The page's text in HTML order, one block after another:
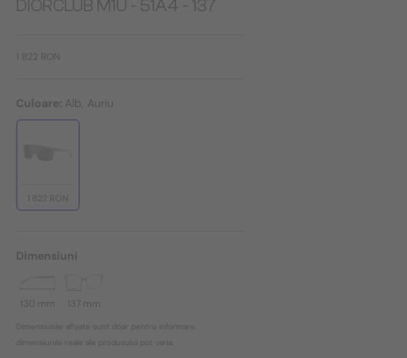
DIORCLUB M1U - 51A4 - 137
1 822 RON
Culoare: Alb, Auriu
1 822 RON
Dimensiuni
130 mm 137 mm
Dimensiunile afișate sunt doar pentru informare,
dimensiunile reale ale produsului pot varia.